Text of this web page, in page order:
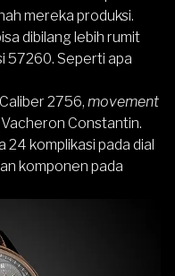
mereka produksi.
dibilang lebih rumit
57260. Seperti apa
2756, movement
Constantin.
komplikasi pada dial
komponen pada